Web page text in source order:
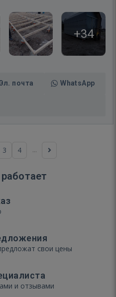
+34
почта WhatsApp
3 4 ...
свои цены
и отзывами